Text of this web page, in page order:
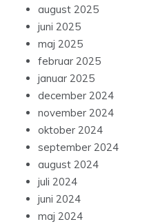
august 2025
juni 2025
maj 2025
februar 2025
januar 2025
december 2024
november 2024
oktober 2024
september 2024
august 2024
juli 2024
juni 2024
maj 2024